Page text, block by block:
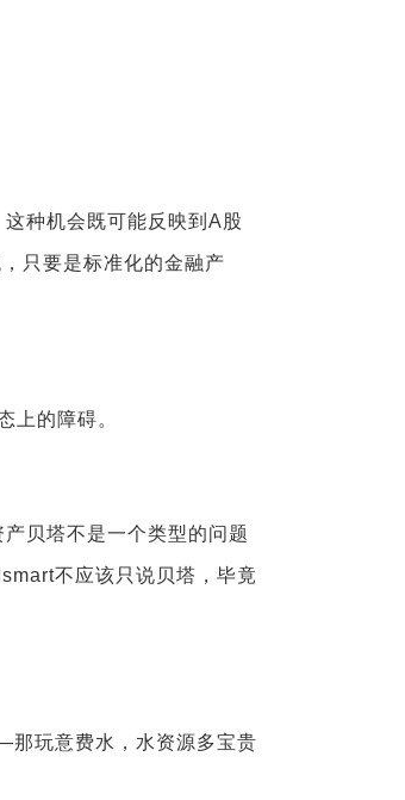
种机会既可能反映到A股
只要是标准化的金融产
上的障碍。
贝塔不是一个类型的问题
smart不应该只说贝塔，毕竟
那玩意费水，水资源多宝贵